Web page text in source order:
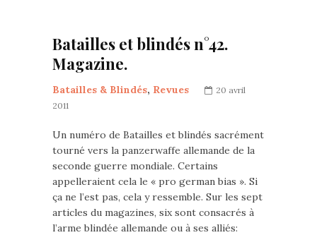
Batailles et blindés n°42.
Magazine.
Batailles & Blindés, Revues
20 avril
2011
Un numéro de Batailles et blindés sacrément
tourné vers la panzerwaffe allemande de la
seconde guerre mondiale. Certains
appelleraient cela le « pro german bias ». Si
ça ne l’est pas, cela y ressemble. Sur les sept
articles du magazines, six sont consacrés à
l’arme blindée allemande ou à ses alliés: